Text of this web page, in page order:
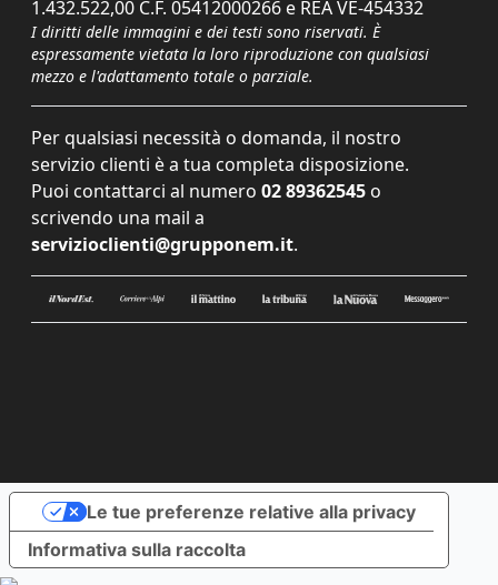
1.432.522,00 C.F. 05412000266 e REA VE-454332
I diritti delle immagini e dei testi sono riservati. È
espressamente vietata la loro riproduzione con qualsiasi
mezzo e l'adattamento totale o parziale.
Per qualsiasi necessità o domanda, il nostro
servizio clienti è a tua completa disposizione.
Puoi contattarci al numero 02 89362545 o
scrivendo una mail a
servizioclienti@grupponem.it.
Informativa sulla raccolta
Le tue preferenze relative alla privacy